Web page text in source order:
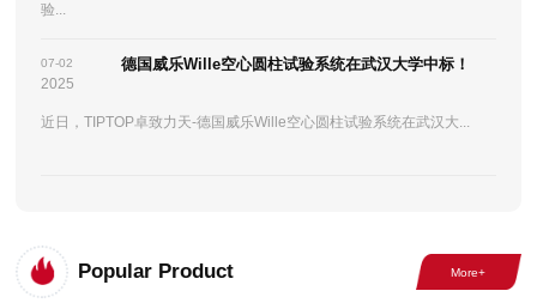
验...
07-02
2025
德国威乐Wille空心圆柱试验系统在武汉大学中标！
近日，TIPTOP卓致力天-德国威乐Wille空心圆柱试验系统在武汉大...
Popular Product